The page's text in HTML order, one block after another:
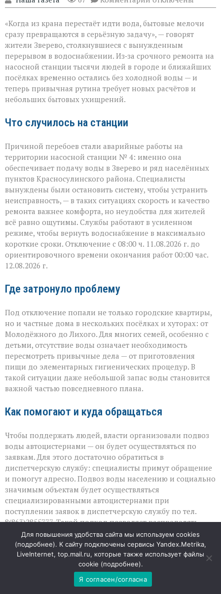
записи
воды
ни
туда
ни
сюда:
в
Зверево
и
окрестностях —
«Когда из крана перестаёт идти вода, бытовые мелочи
сразу превращаются в серьёзную задачу», — говорят
жители Зверево, столкнувшиеся с вынужденным
перерывом в водоснабжении. Из‑за срочного ремонта на
насосной станции тысячи людей в городе и ближайших
посёлках временно остались без холодной воды — и
теперь привычная рутина требует новых расчётов и
небольших бытовых ухищрений.
Что случилось на станции
Причиной перебоев стали аварийные работы на
территории насосной станции № 4: именно она
обеспечивает подачу воды в Зверево и ряд населённых
пунктов Красносулинского района. Специалисты
вынуждены были остановить систему, чтобы устранить
неисправность, — в таких ситуациях скорость и качество
ремонта важнее комфорта, но неудобства для жителей
всё равно ощутимы. Службы работают в усиленном
режиме, чтобы вернуть водоснабжение в максимально
короткие сроки. Отключение с 08:00 ч. 11.08.2026 г. до
ориентировочного времени окончания работ 00:00 час.
12.08.2026 г.
Где затронуло проблему
Под отключение попали не только городские квартиры,
но и частные дома в нескольких посёлках и хуторах: от
Молодёжного до Лихого. Для многих семей, особенно с
детьми, отсутствие воды означает необходимость
пересмотреть привычные дела — от приготовления
пищи до элементарных гигиенических процедур. В
такой ситуации даже небольшой запас воды становится
важной частью повседневного плана.
Как помогают и куда обращаться
Чтобы поддержать людей, власти организовали подвоз
воды автоцистернами — он будет осуществляться по
заявкам. Для этого достаточно обратиться в
диспетчерскую службу: специалисты примут обращение
и помогут адресно. Подвоз воды населению и социально
значимым объектам будет осуществляться
специализированными автоцистернами при
поступлении заявок в диспетчерскую службу по тел.
8(863)2855777. Такой подход позволяет распределять
ресурсы там, где они нужнее всего: в первую очередь — к
социальным объектам и в дома, где ситуация наиболее
сложная. При этом коммунальные службы просят
жителей по возможности сделать минимальный запас
воды, чтобы пережить период работ с меньшим
Для повышения удобства сайта мы используем cookies
(подробнее). К сайту подключены сервисы Yandex.Metrika,
LiveInternet, top.mail.ru, которые также использует файлы
cookie (подробнее).
Я согласен/согласна